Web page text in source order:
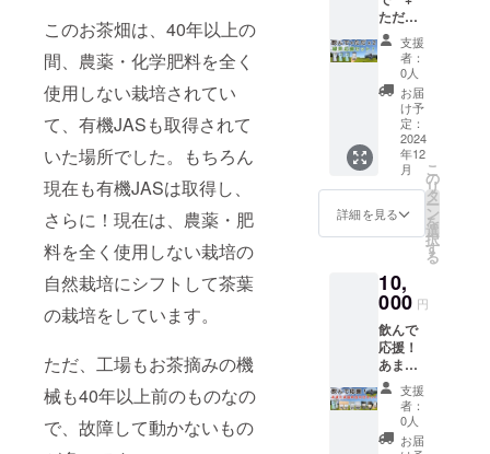
このお茶畑は、40年以上の
間、農薬・化学肥料を全く
使用しない栽培されてい
て、有機JASも取得されて
いた場所でした。もちろん
現在も有機JASは取得し、
さらに！現在は、農薬・肥
料を全く使用しない栽培の
自然栽培にシフトして茶葉
の栽培をしています。
ただ、工場もお茶摘みの機
械も40年以上前のものなの
で、故障して動かないもの
2025年
1月1日
から事
業が存
続する
限り掲
載 ・掲
載方
法：文
字での
掲載、
外部リ
す。 ※
備考欄
①ウェ
ブサイ
ト、
SNS等
に掲載
しても
良いお
高の
アール
グレイ
（2gx7
個）原
材料
お茶(熊
本) 甘
夏天然
香料(熊
本) 保存
方法
送日よ
り1年間
たま農
園ウェ
ブサイ
トにお
名前を
掲載 ・
掲載期
ただｘ
２応
援！緑
茶コー
ス 内容
量 煎茶
（80g）
原材
料 お
茶(熊本)
x2個、
上煎茶
（80g）
茶(熊本)
x1個、
保存方
法 常
温 賞味
期限
発送日
より1年
またま
支援
者：
0人
お届
け予
定：
2024
年12
月
詳細を見る
こ
の
リ
タ
ー
ン
を
選
択
す
る
10,
000 円
飲んで
応援！
あまた
ま詰め
合わせ
セット
内容量
支援
者：
0人
お届